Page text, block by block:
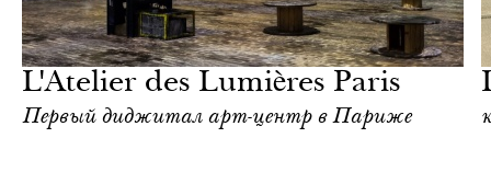
L'Atelier des Lumières Paris
Первый диджитал арт-центр в Париже